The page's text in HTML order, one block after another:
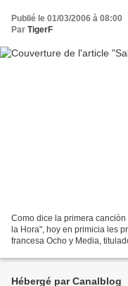
Publié le 01/03/2006 à 08:00
Par TigerF
Como dice la primera
la Hora", hoy en primicia les
francesa Ocho y Media,
Hébergé par Canalblog